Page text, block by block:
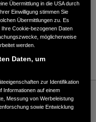
Offizielle Website | The
Übermittlung in die USA durch
Einwilligung stimmen Sie
Übermittlungen zu. Es
Cookie-bezogenen Daten
möglicherweise
werden.
Daten, um
zur Identifikation
Informationen auf einem
Messung von Werbeleistung
sowie Entwicklung